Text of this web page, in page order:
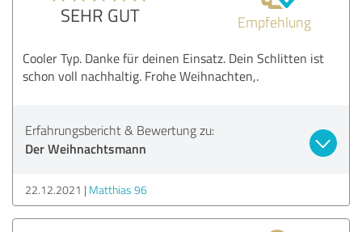
SEHR GUT Empfehlung
Cooler Typ. Danke für deinen Einsatz. Dein Schlitten ist
schon voll nachhaltig. Frohe Weihnachten,.
Erfahrungsbericht & Bewertung zu:
Der Weihnachtsmann
22.12.2021 Matthias 96